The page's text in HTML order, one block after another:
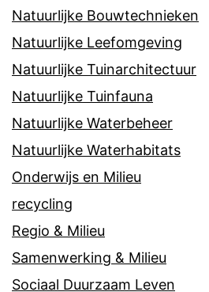
Natuurlijke Bouwtechnieken
Natuurlijke Leefomgeving
Natuurlijke Tuinarchitectuur
Natuurlijke Tuinfauna
Natuurlijke Waterbeheer
Natuurlijke Waterhabitats
Onderwijs en Milieu
recycling
Regio & Milieu
Samenwerking & Milieu
Sociaal Duurzaam Leven